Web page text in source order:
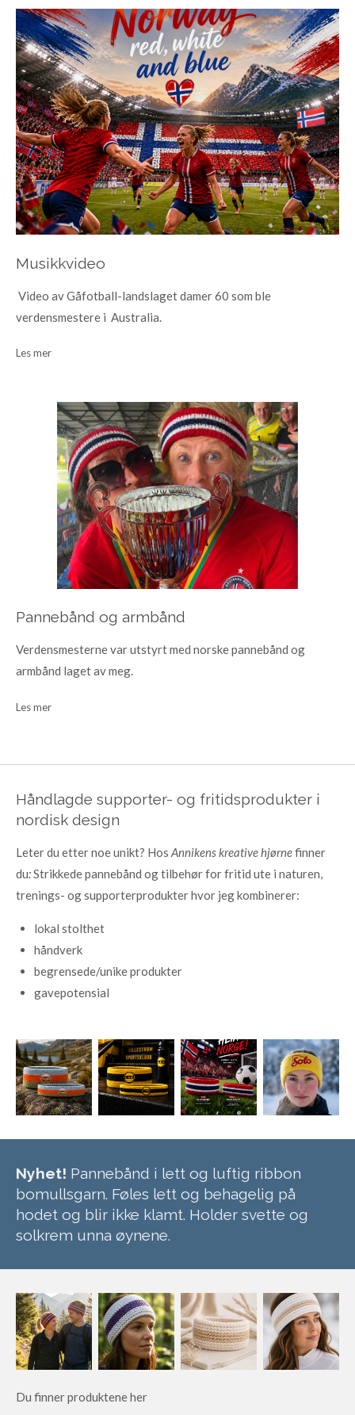
Musikkvideo
Video av Gåfotball-landslaget damer 60 som ble
verdensmestere i Australia.
Les mer
Pannebånd og armbånd
Verdensmesterne var utstyrt med norske pannebånd og
armbånd laget av meg.
Les mer
Håndlagde supporter- og fritidsprodukter i
nordisk design
Leter du etter noe unikt? Hos Annikens kreative hjørnefinner
du:Strikkede pannebånd og tilbehør for fritid ute i naturen,
trenings- og supporterprodukter hvor jeg kombinerer:
lokal stolthet
håndverk
begrensede/unike produkter
gavepotensial
Nyhet! Pannebånd i lett og luftig ribbon
bomullsgarn. Føles lett og behagelig på
hodet og blir ikke klamt. Holder svette og
solkrem unna øynene.
Du finner produktene her